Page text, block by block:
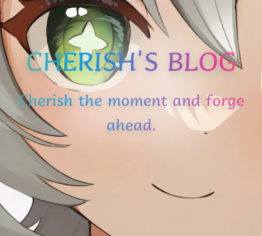
CHERISH'S BLOG
Cherish the moment and forge
ahead.